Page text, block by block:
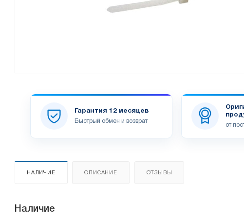
Гарантия 12 месяцев
Быстрый обмен и возврат
от
НАЛИЧИЕ ОПИСАНИЕ ОТЗЫВЫ
Наличие